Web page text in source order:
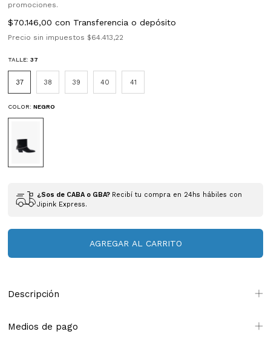
promociones.
$70.146,00 con Transferencia o depósito
Precio sin impuestos $64.413,22
TALLE:37
37 38 39 40 41
COLOR:NEGRO
¿Sos de CABA o GBA? Recibí tu compra en 24hs hábiles con
Jipink Express.
Descripción
Medios de pago